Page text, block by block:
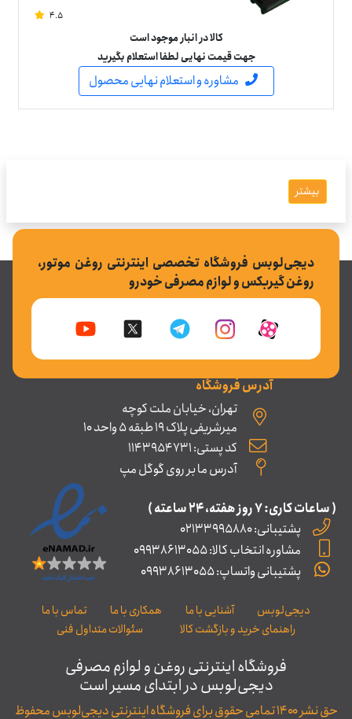
4.5
کالا در انبار موجود است
جهت قیمت نهایی لطفا استعلام بگیرید
مشاوره و استعلام نهایی محصول
بیشتر
دیجی‌لوبس فروشگاه تخصصی اینترنتی روغن موتور،
روغن گیربکس و لوازم مصرفی خودرو
آدرس فروشگاه
تهران، خیابان ملت کوچه
میرشریفی پلاک 19 طبقه 5 واحد 10
کد پستی: 1143954731
آدرس ما بر روی گوگل مپ
( ساعات کاری: ۷ روز ﻫﻔﺘﻪ، ۲۴ ﺳﺎﻋﺘﻪ )
پشتیبانی: 02133995880
مشاوره انتخاب کالا: 09938613055
پشتیبانی واتساپ: 09938613055
دیجی‌لوبس آشنایی با ما همکاری با ما
تماس با ما
راهنمای خرید و بازگشت کالا
سئوالات متداول فنی
فروشگاه اینترنتی روغن و لوازم مصرفی
دیجی‌لوبس در ابتدای مسیر است
حق نشر ۱۴۰۰ تمامی حقوق برای فروشگاه اینترنتی دیجی‌لوبس محفوظ